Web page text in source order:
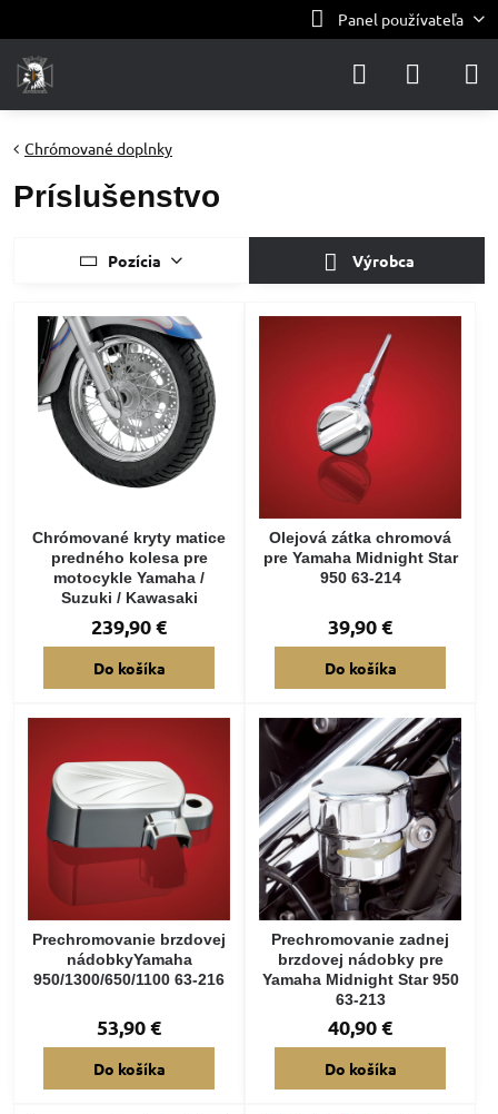
Panel používateľa
Chrómované doplnky
Príslušenstvo
Pozícia Výrobca
Chrómované kryty matice
predného kolesa pre
motocykle Yamaha /
Suzuki / Kawasaki
239,90 €
Do košíka
Olejová zátka chromová
pre Yamaha Midnight Star
950 63-214
39,90 €
Do košíka
Prechromovanie brzdovej
nádobkyYamaha
950/1300/650/1100 63-216
53,90 €
Do košíka
Prechromovanie zadnej
brzdovej nádobky pre
Yamaha Midnight Star 950
63-213
40,90 €
Do košíka